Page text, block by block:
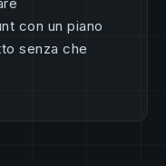
con un piano
senza che